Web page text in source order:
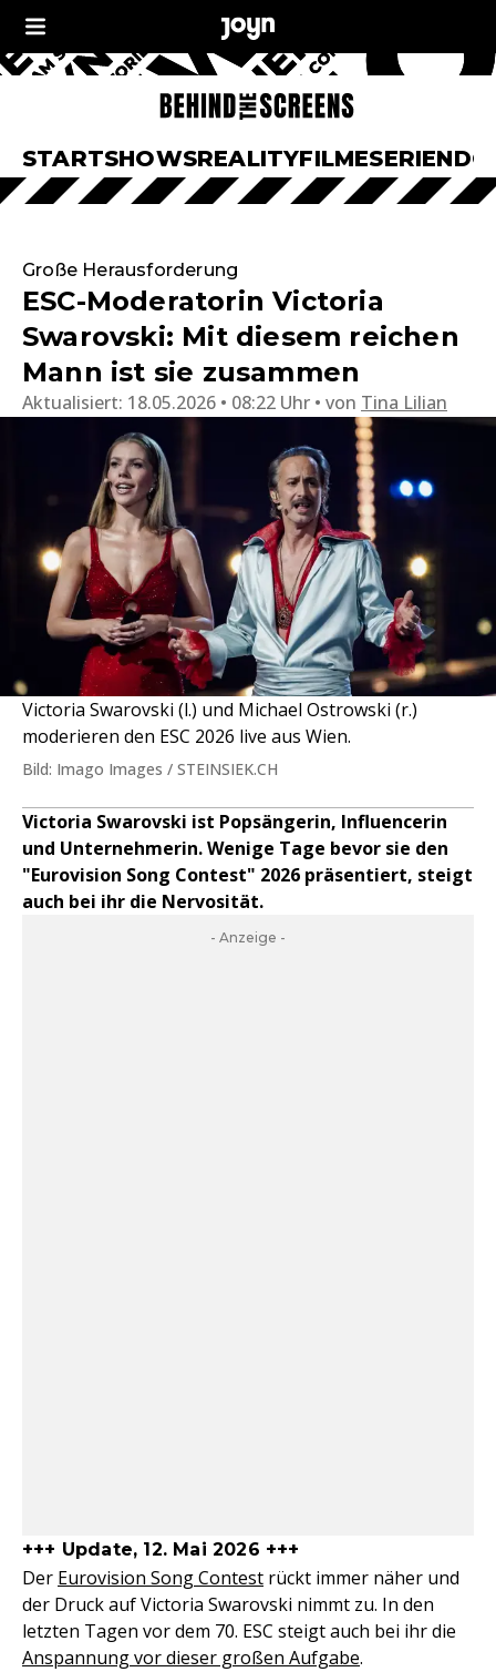
STARTSHOWSREALITYFILMESERIEN
Große Herausforderung
ESC-Moderatorin Victoria
Swarovski: Mit diesem reichen
Mann ist sie zusammen
Aktualisiert: 18.05.2026 • 08:22 Uhr von Tina Lilian
Victoria Swarovski (l.) und Michael Ostrowski (r.)
moderieren den ESC 2026 live aus Wien.
Bild: Imago Images / STEINSIEK.CH
Victoria Swarovski ist Popsängerin, Influencerin
und Unternehmerin. Wenige Tage bevor sie den
"Eurovision Song Contest" 2026 präsentiert, steigt
auch bei ihr die Nervosität.
- Anzeige -
+++ Update, 12. Mai 2026 +++
Der Eurovision Song Contest rückt immer näher und
der Druck auf Victoria Swarovski nimmt zu. In den
letzten Tagen vor dem 70. ESC steigt auch bei ihr die
Anspannung vor dieser großen Aufgabe.